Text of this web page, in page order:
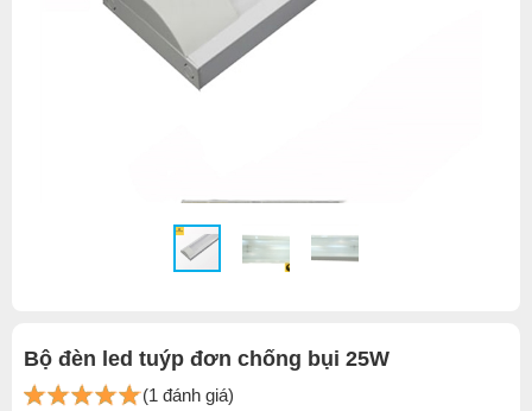
Bộ đèn led tuýp đơn chống bụi 25W
(1 đánh giá)